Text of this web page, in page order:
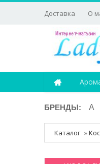
Доставка О
БРЕНДЫ: A
Каталог »